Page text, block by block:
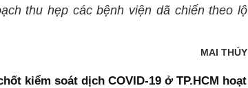
thu hẹp các bệnh viện dã chiến theo lộ
MAI THÚY
kiểm soát dịch COVID-19 ở TP.HCM hoạt